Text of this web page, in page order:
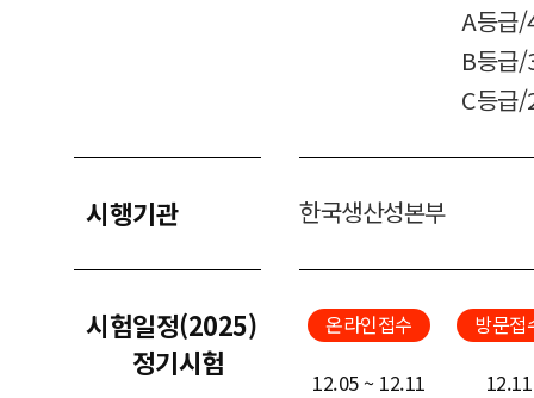
A등급/
B등급
C등급
시행기관 한국생산성본부
시험일정(2025)
정기시험
온라인접수 방문접
12.05 ~ 12.11
12.11